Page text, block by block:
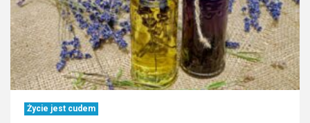
Życie jest cudem